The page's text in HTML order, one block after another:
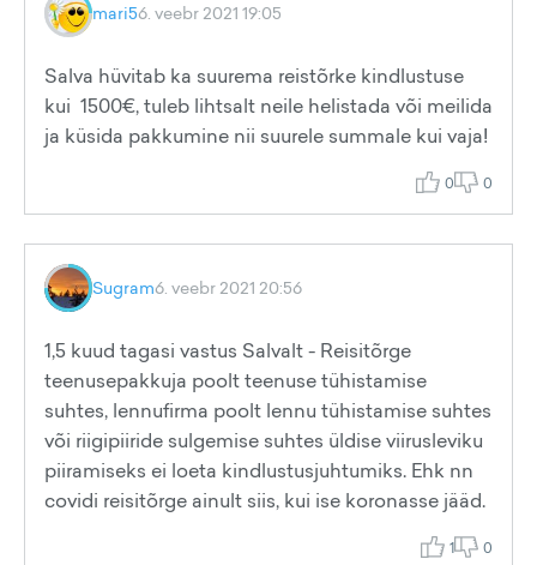
mari56. veebr 2021 19:05
Salva hüvitab ka suurema reistõrke kindlustuse
kui 1500€, tuleb lihtsalt neile helistada või meilida
ja küsida pakkumine nii suurele summale kui vaja!
0 0
Sugram6. veebr 2021 20:56
1,5 kuud tagasi vastus Salvalt - Reisitõrge
teenusepakkuja poolt teenuse tühistamise
suhtes, lennufirma poolt lennu tühistamise suhtes
või riigipiiride sulgemise suhtes üldise viirusleviku
piiramiseks ei loeta kindlustusjuhtumiks. Ehk nn
covidi reisitõrge ainult siis, kui ise koronasse jääd.
1 0